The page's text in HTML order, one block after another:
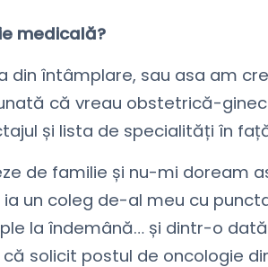
medicală?
întâmplare, sau asa am
că vreau obstetrică-
și lista de specialități în
de familie și nu-mi doream
un coleg de-al meu cu
la îndemână… și dintr-o